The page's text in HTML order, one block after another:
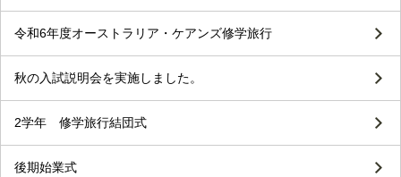
令和6年度オーストラリア・ケアンズ修学旅行
秋の入試説明会を実施しました。
2学年 修学旅行結団式
後期始業式